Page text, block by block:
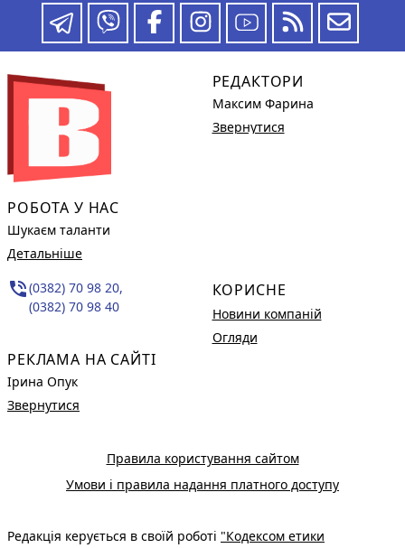
РОБОТА У НАС
Шукаєм таланти
Детальніше
phone_in_talk(0382) 70 98 20,
(0382) 70 98 40
РЕКЛАМА НА САЙТІ
Ірина Опук
Звернутися
РЕДАКТОРИ
Максим Фарина
Звернутися
КОРИСНЕ
Новини компаній
Огляди
Правила користування сайтом
Умови і правила надання платного доступу
Редакція керується в своїй роботі "Кодексом етики